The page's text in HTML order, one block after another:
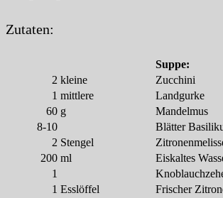
Zutaten:
Suppe:
2 kleine
Zucchini
1 mittlere
Landgurke
60 g
Mandelmus
8-10
Blätter
2 Stengel
200 ml
Eiskaltes
1
1 Esslöffel
Frischer